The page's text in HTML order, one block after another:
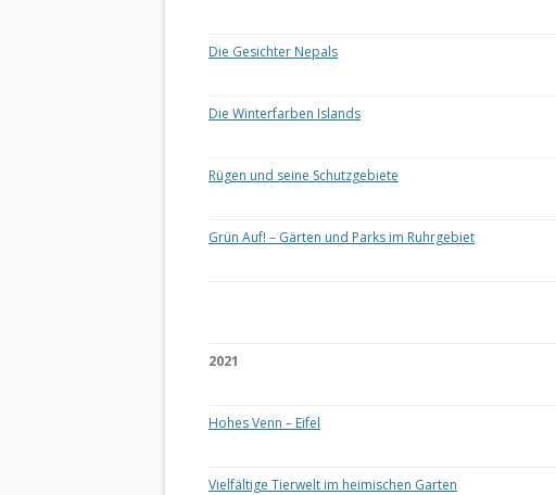
Die Gesichter Nepals
Die Winterfarben Islands
Rügen und seine Schutzgebiete
Grün Auf! – Gärten und Parks im Ruhrgebiet
2021
Hohes Venn – Eifel
Vielfältige Tierwelt im heimischen Garten